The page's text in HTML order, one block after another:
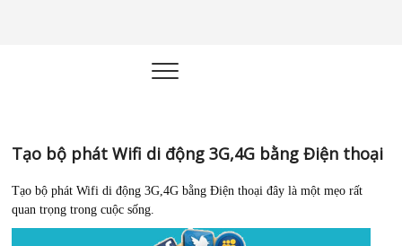
Online |
Quản trị –
Công Nghệ
Tạo bộ phát Wifi di động 3G,4G bằng Điện thoại
Tạo bộ phát Wifi di động 3G,4G bằng Điện thoại đây là một mẹo rất
quan trọng trong cuộc sống.